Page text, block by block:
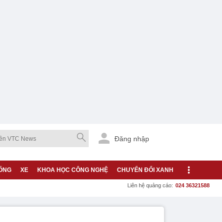
Đăng nhập
XE KHOA HỌC CÔNG NGHỆ CHUYỂN ĐỔI XANH
Liên hệ quảng cáo: 024 36321588